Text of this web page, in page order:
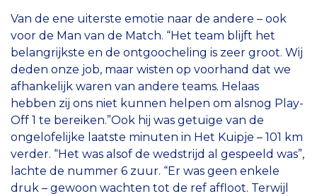
Van de ene uiterste emotie naar de andere – ook
voor de Man van de Match. “Het team blijft het
belangrijkste en de ontgoocheling is zeer groot. Wij
deden onze job, maar wisten op voorhand dat we
afhankelijk waren van andere teams. Helaas
hebben zij ons niet kunnen helpen om alsnog Play-
Off 1 te bereiken.”Ook hij was getuige van de
ongelofelijke laatste minuten in Het Kuipje – 101 km
verder. “Het was alsof de wedstrijd al gespeeld was”,
lachte de nummer 6 zuur. “Er was geen enkele
druk – gewoon wachten tot de ref affloot. Terwijl